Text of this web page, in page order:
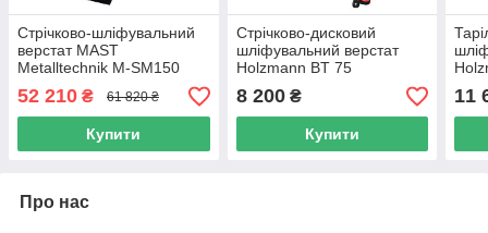
Стрічково-шліфувальний
верстат MAST
Metalltechnik M-SM150
52 210 ₴ 61 820 ₴
Купити
Стрічково-дисковий
шліфувальний верстат
Holzmann BT 75
8 200₴
Купити
11
Про нас